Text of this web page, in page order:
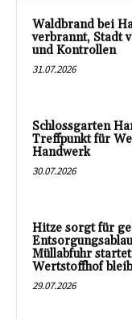
Waldbrand bei
verbrannt, Stadt
und Kontrollen
31.07.2026
Schlossgarten
Treffpunkt für
Handwerk
30.07.2026
Hitze sorgt für
Müllabfuhr
Wertstoffhof
29.07.2026